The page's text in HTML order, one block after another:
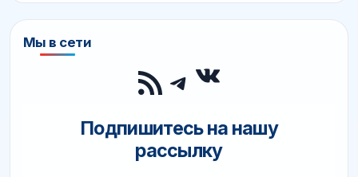
Мы в сети
RSS-лента
Telegram
ВКонтакте
Подпишитесь на нашу
рассылку